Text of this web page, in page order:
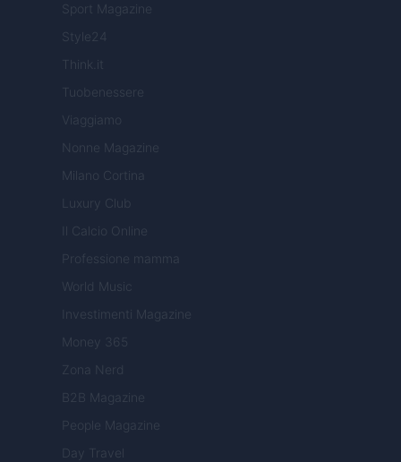
Sport Magazine
Style24
Think.it
Tuobenessere
Viaggiamo
Nonne Magazine
Milano Cortina
Luxury Club
Il Calcio Online
Professione mamma
World Music
Investimenti Magazine
Money 365
Zona Nerd
B2B Magazine
People Magazine
Day Travel